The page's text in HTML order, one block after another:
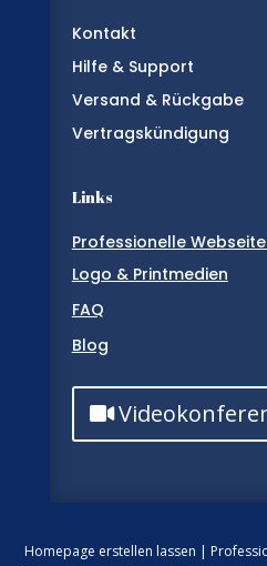
Kontakt
Hilfe & Support
Versand & Rückgabe
Vertragskündigung
Links
Professionelle
Logo & Printmedien
FAQ
Blog
Homepage erstellen lassen |